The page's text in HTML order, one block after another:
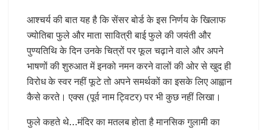
आश्चर्य की बात यह है कि सेंसर बोर्ड के इस निर्णय के खिलाफ
ज्योतिबा फुले और माता सावित्री बाई फुले की जयंती और
पुण्यतिथि के दिन उनके चित्रों पर फूल चढ़ाने वाले और अपने
भाषणों की शुरुआत में इनको नमन करने वालों की ओर से खुद ही
विरोध के स्वर नहीं फूटे तो अपने समर्थकों का इसके लिए आह्वान
कैसे करते। एक्स (पूर्व नाम ट्विटर) पर भी कुछ नहीं लिखा।
फुले कहते थे…मंदिर का मतलब होता है मानसिक गुलामी का